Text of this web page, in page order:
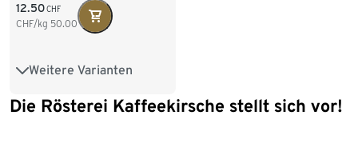
12.50CHF
CHF/kg 50.00
Weitere Varianten
250 g Ganze Bohne
1 kg Ganze Bohne
Die Rösterei Kaffeekirsche stellt sich vor!